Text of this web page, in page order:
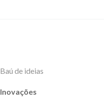
Baú de ideias
Inovações